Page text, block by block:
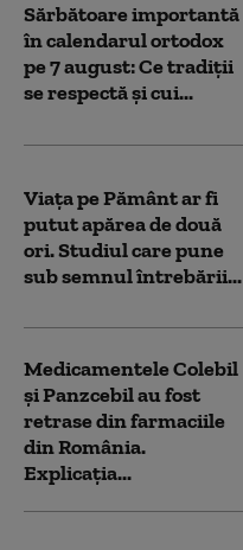
Sărbătoare importantă
în calendarul ortodox
pe 7 august: Ce tradiții
se respectă și cui...
Viața pe Pământ ar fi
putut apărea de două
ori. Studiul care pune
sub semnul întrebării...
Medicamentele Colebil
și Panzcebil au fost
retrase din farmaciile
din România.
Explicația...